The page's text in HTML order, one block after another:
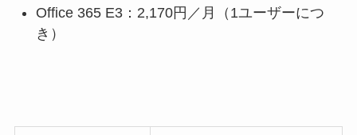
Office 365 E3：2,170円／月（1ユーザーにつ
き）